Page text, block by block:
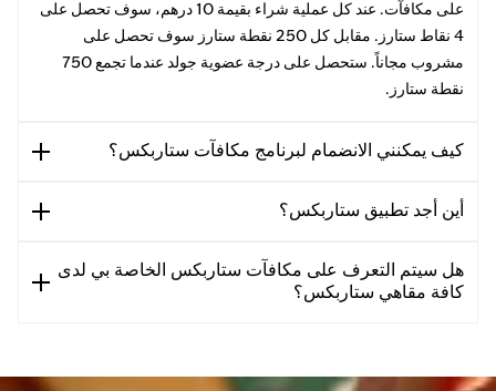
على مكافآت. عند كل عملية شراء بقيمة 10 درهم، سوف تحصل على
4 نقاط ستارز. مقابل كل 250 نقطة ستارز سوف تحصل على
مشروب مجاناً. ستحصل على درجة عضوية جولد عندما تجمع 750
نقطة ستارز.
كيف يمكنني الانضمام لبرنامج مكافآت ستاربكس؟
أين أجد تطبيق ستاربكس؟
هل سيتم التعرف على مكافآت ستاربكس الخاصة بي لدى
كافة مقاهي ستاربكس؟